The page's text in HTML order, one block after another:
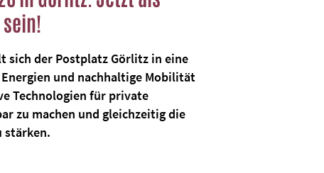
und nachhaltige Mobilität
Technologien für private
stärken.